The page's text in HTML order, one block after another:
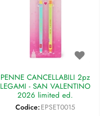
PENNE CANCELLABILI 2pz
LEGAMI - SAN VALENTINO
2026 limited ed.
Codice: EPSET0015